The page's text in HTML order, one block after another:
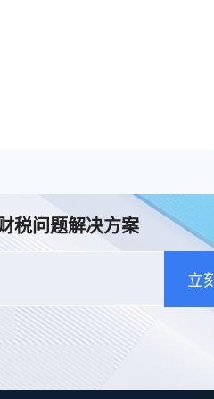
税问题解决方案
立